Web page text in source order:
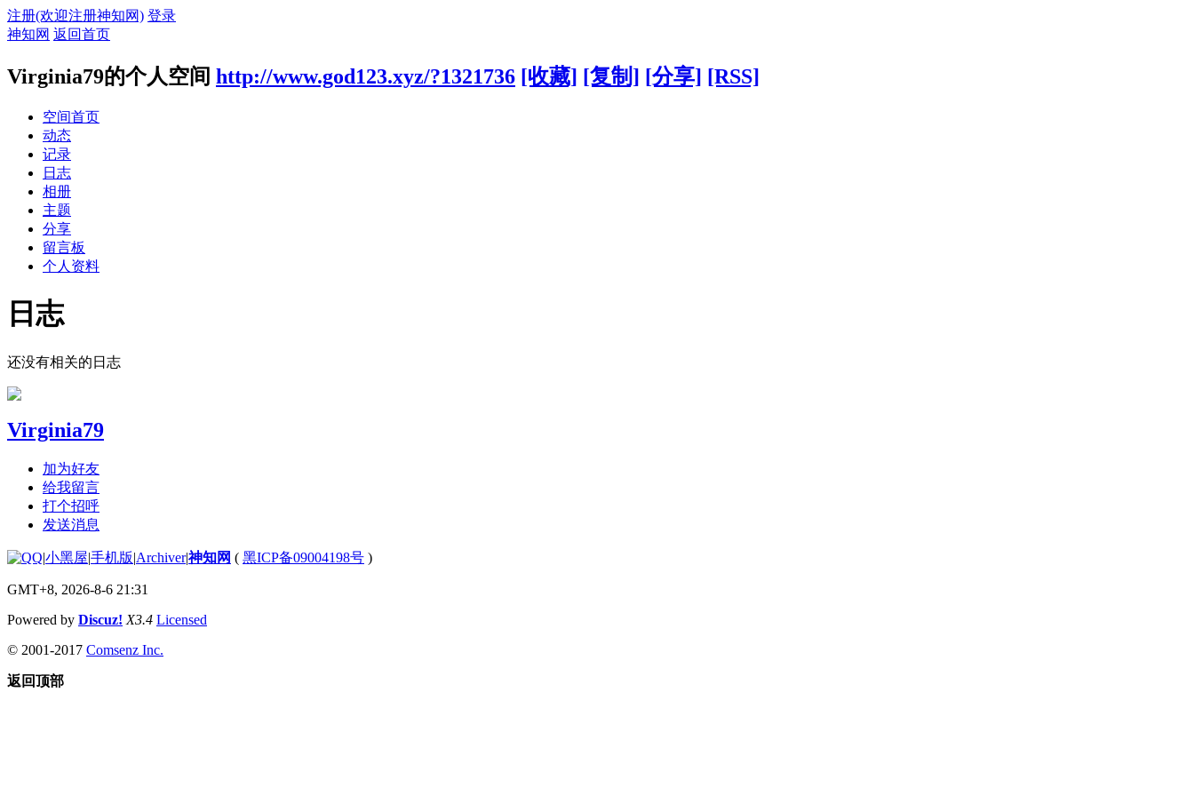
注册(欢迎注册神知网) 登录
神知网 返回首页
Virginia79的个人空间 http://www.god123.xyz/?1321736 [收藏] [复制] [分享] [RSS]
空间首页
动态
记录
日志
相册
主题
分享
留言板
个人资料
日志
还没有相关的日志
Virginia79
加为好友
给我留言
打个招呼
发送消息
|小黑屋|手机版|Archiver|神知网 ( 黑ICP备09004198号 )
GMT+8, 2026-8-6 21:31
Powered by Discuz! X3.4 Licensed
© 2001-2017 Comsenz Inc.
返回顶部